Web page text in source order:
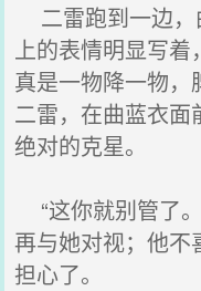
二雷跑到一边，
上的表情明显写
真是一物降一物
二雷，在曲蓝衣面
绝对的克星。
“这你就别管了
再与她对视；他不
担心了。